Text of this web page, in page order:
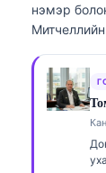
нэмэр